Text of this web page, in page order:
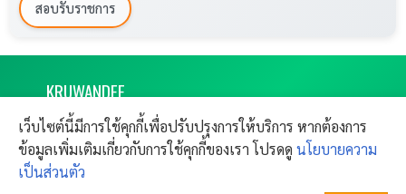
สอบรับราชการ
KRUWANDEE
งานราชการ 2569 ครูวันดี เปิดสอบครูผู้ช่วย
ผลย้ายครู
Copyright © 2011-2026 Kruwandee.com
All rights reserved.
CONTACT
SITEMAP
เว็บไซต์นี้มีการใช้คุกกี้เพื่อปรับปรุงการให้บริการ หากต้องการ
ข้อมูลเพิ่มเติมเกี่ยวกับการใช้คุกกี้ของเรา โปรดดู นโยบายความ
เป็นส่วนตัว